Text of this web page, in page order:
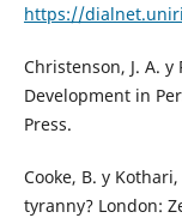
https://
Christenson, J. A. y
Development in
Press.
Cooke, B. y
tyranny? London: